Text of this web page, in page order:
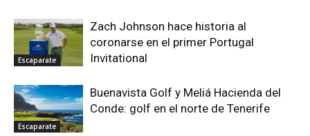
Escaparate
Zach Johnson hace historia al
coronarse en el primer Portugal
Invitational
Escaparate
Buenavista Golf y Meliá Hacienda del
Conde: golf en el norte de Tenerife